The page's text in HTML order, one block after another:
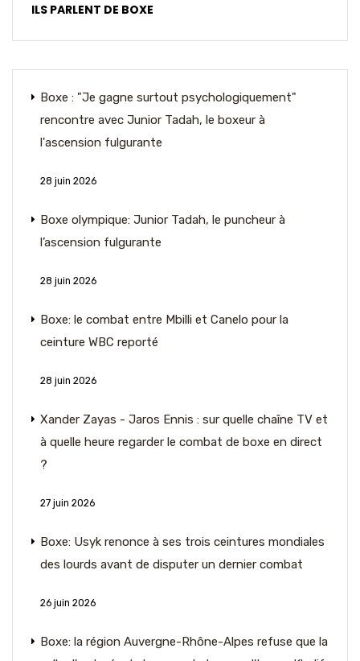
ILS PARLENT DE BOXE
Boxe : "Je gagne surtout psychologiquement"
rencontre avec Junior Tadah, le boxeur à
l'ascension fulgurante
28 juin 2026
Boxe olympique: Junior Tadah, le puncheur à
l’ascension fulgurante
28 juin 2026
Boxe: le combat entre Mbilli et Canelo pour la
ceinture WBC reporté
28 juin 2026
Xander Zayas - Jaros Ennis : sur quelle chaîne TV et
à quelle heure regarder le combat de boxe en direct
?
27 juin 2026
Boxe: Usyk renonce à ses trois ceintures mondiales
des lourds avant de disputer un dernier combat
26 juin 2026
Boxe: la région Auvergne-Rhône-Alpes refuse que la